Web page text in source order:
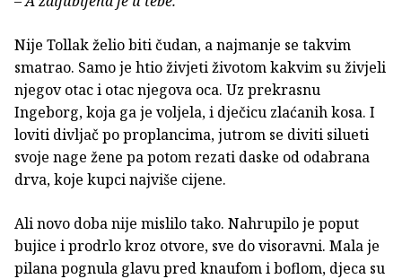
Nije Tollak želio biti čudan, a najmanje se takvim
smatrao. Samo je htio živjeti životom kakvim su živjeli
njegov otac i otac njegova oca. Uz prekrasnu
Ingeborg, koja ga je voljela, i dječicu zlaćanih kosa. I
loviti divljač po proplancima, jutrom se diviti silueti
svoje nage žene pa potom rezati daske od odabrana
drva, koje kupci najviše cijene.
Ali novo doba nije mislilo tako. Nahrupilo je poput
bujice i prodrlo kroz otvore, sve do visoravni. Mala je
pilana pognula glavu pred knaufom i boflom, djeca su